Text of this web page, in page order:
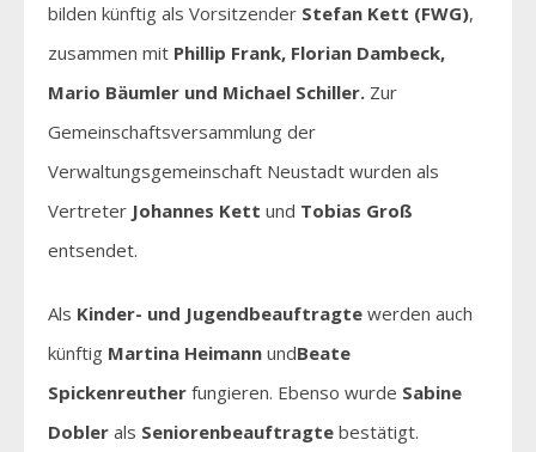
bilden künftig als Vorsitzender Stefan Kett (FWG),
zusammen mit Phillip Frank, Florian Dambeck,
Mario Bäumler und Michael Schiller. Zur
Gemeinschaftsversammlung der
Verwaltungsgemeinschaft Neustadt wurden als
Vertreter Johannes Kett und Tobias Groß
entsendet.
Als Kinder- und Jugendbeauftragte werden auch
künftig Martina Heimann undBeate
Spickenreuther fungieren. Ebenso wurde Sabine
Dobler als Seniorenbeauftragte bestätigt.